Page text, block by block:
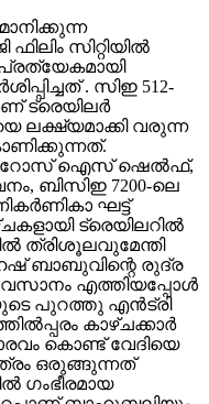
സിറ്റിയിൽ
പ്രത്യേകമായി
. സിഇ 512-
ട്രെയിലര്‍
ലക്ഷ്യമാക്കി വരുന്ന
റോസ് ഐസ് ഷെല്‍ഫ്,
ബിസിഇ 7200-ലെ
ഘട്ട്
ട്രെയിലറില്‍
ബാബുവിന്റെ രുദ്ര
എത്തിയപ്പോൾ
പുറത്തു എൻട്രി
കാഴ്ചക്കാർ
കൊണ്ട് വേദിയെ
ഒരുങ്ങുന്നത്
ഗംഭീരമായ